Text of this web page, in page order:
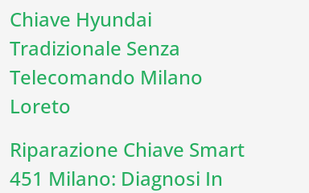
Chiave Hyundai
Tradizionale Senza
Telecomando Milano
Loreto
Riparazione Chiave Smart
451 Milano: Diagnosi In